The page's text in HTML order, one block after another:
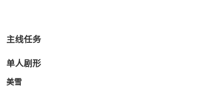
主线任务
单人剧形
美雪